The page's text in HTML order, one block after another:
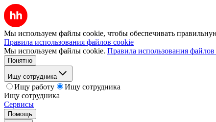
Мы используем файлы cookie, чтобы обеспечивать
Правила использования файлов cookie
Мы используем файлы cookie. Правила использования
Понятно
Ищу сотрудника
Ищу работу
Ищу сотрудника
Ищу сотрудника
Сервисы
Помощь